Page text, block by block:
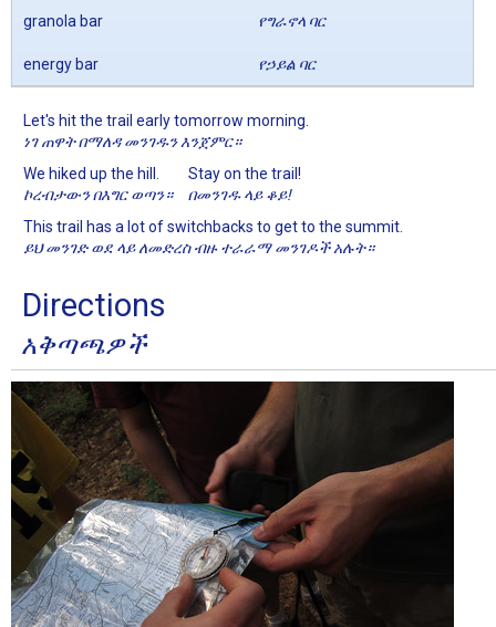
granola bar የግራኖላ ባር
energy bar የኃይል ባር
Let's hit the trail early tomorrow morning.
ነገ ጠዋት በማለዳ መንገዱን እንጀምር።
We hiked up the hill.
ኮረብታውን በእግር ወጣን።
Stay on the trail!
በመንገዱ ላይ ቆይ!
This trail has a lot of switchbacks to get to the summit.
ይህ መንገድ ወደ ላይ ለመድረስ ብዙ ተራራማ መንገዶች አሉት።
Directions
አቅጣጫዎች